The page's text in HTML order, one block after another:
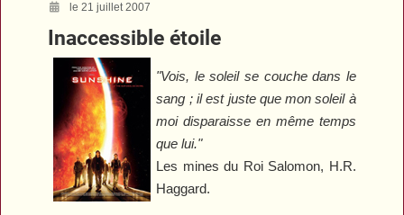
le 21 juillet 2007
Inaccessible étoile
"Vois, le soleil se couche dans le
sang ; il est juste que mon soleil à
moi disparaisse en même temps
que lui."
Les mines du Roi Salomon, H.R.
Haggard.